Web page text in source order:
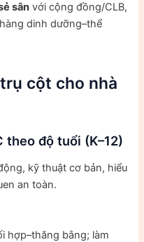
sân với cộng đồng/CLB,
dinh dưỡng–thể
cột cho nhà
theo độ tuổi (K–12)
kỹ thuật cơ bản, hiểu
an toàn.
hợp–thăng bằng; làm